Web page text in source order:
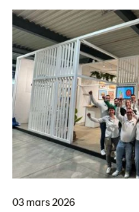
03 mars 2026